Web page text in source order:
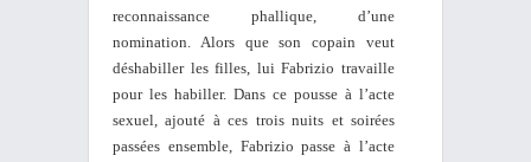
reconnaissance phallique, d’une
nomination. Alors que son copain veut
déshabiller les filles, lui Fabrizio travaille
pour les habiller. Dans ce pousse à l’acte
sexuel, ajouté à ces trois nuits et soirées
passées ensemble, Fabrizio passe à l’acte